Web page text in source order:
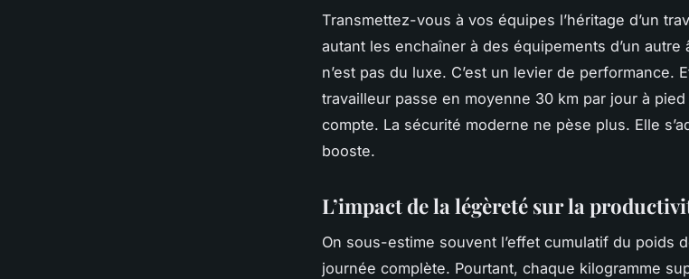
Transmettez-vous à vos équipes l’héritage d’un
autant les enchaîner à des équipements d’un
n’est pas du luxe. C’est un levier de performance.
travailleur passe en moyenne 30 km par jour à
compte. La sécurité moderne ne pèse plus. Elle
booste.
L’impact de la légèreté sur la
On sous-estime souvent l’effet cumulatif du poids
journée complète. Pourtant, chaque kilogramme